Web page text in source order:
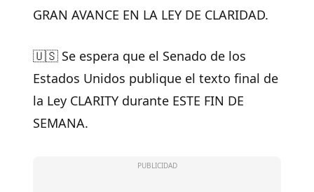
GRAN AVANCE EN LA LEY DE CLARIDAD.
🇺🇸 Se espera que el Senado de los
Estados Unidos publique el texto final de
la Ley CLARITY durante ESTE FIN DE
SEMANA.